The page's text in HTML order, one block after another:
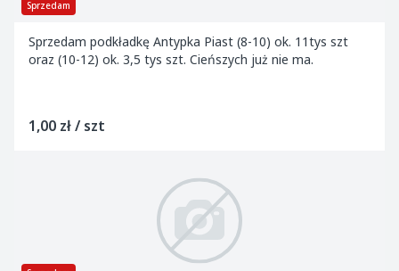
Sprzedam
Sprzedam podkładkę Antypka Piast (8-10) ok. 11tys szt
oraz (10-12) ok. 3,5 tys szt. Cieńszych już nie ma.
1,00 zł / szt